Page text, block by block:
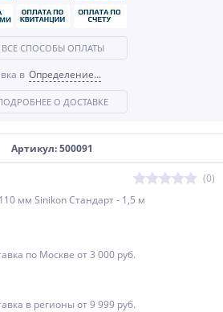
Артикул: 500091
(0)
мм Sinikon Стандарт - 1,5 м
по Москве от 3 000 руб.
в регионы от 9 999 руб.
ВСЕ СПОСОБЫ ОПЛАТЫ
в Определение...
О ДОСТАВКЕ